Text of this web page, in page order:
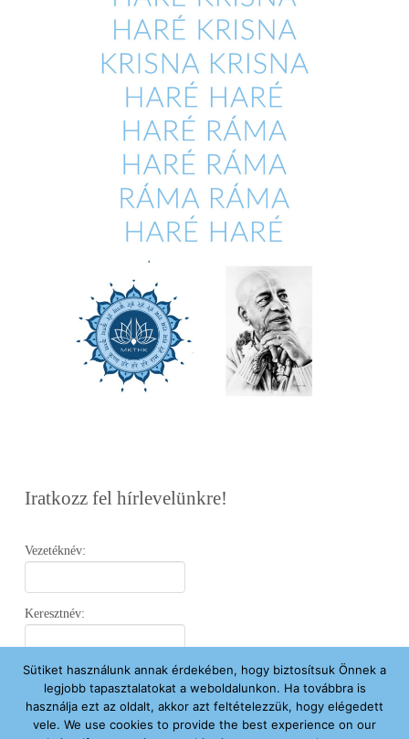
Iratkozz fel hírlevelünkre!
Vezetéknév:
Keresztnév:
Email:
Sütiket használunk annak érdekében, hogy biztosítsuk Önnek a
legjobb tapasztalatokat a weboldalunkon. Ha továbbra is
használja ezt az oldalt, akkor azt feltételezzük, hogy elégedett
vele. We use cookies to provide the best experience on our